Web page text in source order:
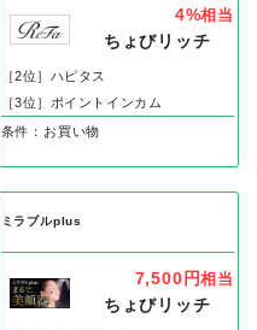
4%相当
ちょびリッチ
［2位］ハピタス
［3位］ポイントインカム
条件：お買い物
ミラブルplus
7,500円相当
ちょびリッチ